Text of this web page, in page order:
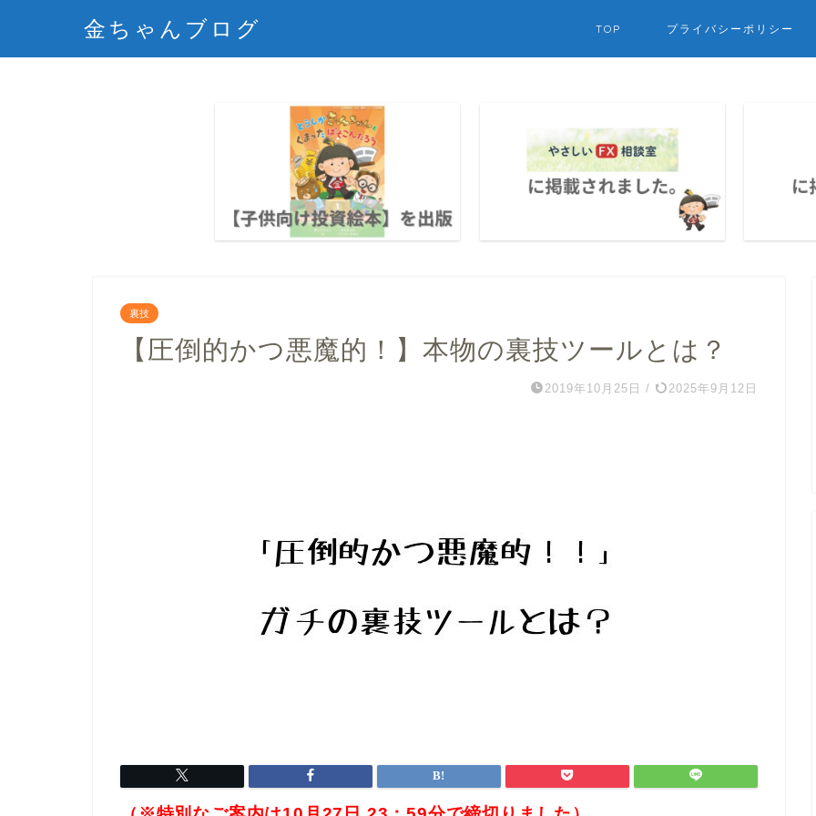
金ちゃんブログ TOP プライバシーポリシー
裏技
【圧倒的かつ悪魔的！】本物の裏技ツールとは？
2019年10月25日 / 2025年9月12日